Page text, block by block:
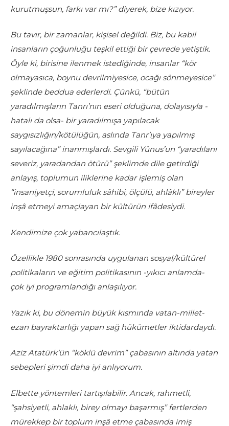
kurutmuşsun, farkı var mı?” diyerek, bize kızıyor.
Bu tavır, bir zamanlar, kişisel değildi. Biz, bu kabil
insanların çoğunluğu teşkil ettiği bir çevrede yetiştik.
Öyle ki, birisine ilenmek istediğinde, insanlar “kör
olmayasıca, boynu devrilmiyesice, ocağı sönmeyesice”
şeklinde beddua ederlerdi. Çünkü, “bütün
yaradılmışların Tanrı’nın eseri olduğuna, dolayısıyla -
hatalı da olsa- bir yaradılmışa yapılacak
saygısızlığın/kötülüğün, aslında Tanr’ıya yapılmış
sayılacağına” inanmışlardı. Sevgili Yûnus’un “yaradılanı
severiz, yaradandan ötürü” şeklimde dile getirdiği
anlayış, toplumun iliklerine kadar işlemiş olan
“insaniyetçi, sorumluluk sâhibi, ölçülü, ahlâklı” bireyler
inşâ etmeyi amaçlayan bir kültürün ifâdesiydi.
Kendimize çok yabancılaştık.
Özellikle 1980 sonrasında uygulanan sosyal/kültürel
politikaların ve eğitim politikasının -yıkıcı anlamda-
çok iyi programlandığı anlaşılıyor.
Yazık ki, bu dönemin büyük kısmında vatan-millet-
ezan bayraktarlığı yapan sağ hükümetler iktidardaydı.
Aziz Atatürk’ün “köklü devrim” çabasının altında yatan
sebepleri şimdi daha iyi anlıyorum.
Elbette yöntemleri tartışılabilir. Ancak, rahmetli,
“şahsiyetli, ahlaklı, birey olmayı başarmış” fertlerden
mürekkep bir toplum inşâ etme çabasında imiş